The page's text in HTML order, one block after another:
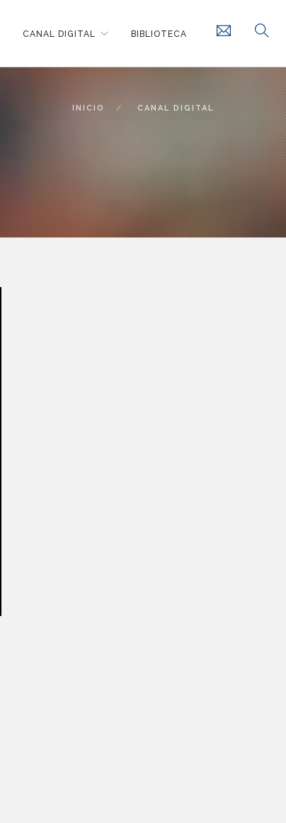
CANAL DIGITAL BIBLIOTECA
INICIO CANAL DIGITAL